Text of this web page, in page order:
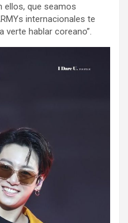
ellos, que seamos
internacionales te
verte hablar coreano”.